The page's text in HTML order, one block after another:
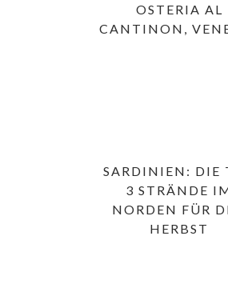
OSTERIA AL
CANTINON,
SARDINIEN: DIE
3 STRÄNDE
NORDEN FÜR
HERBST